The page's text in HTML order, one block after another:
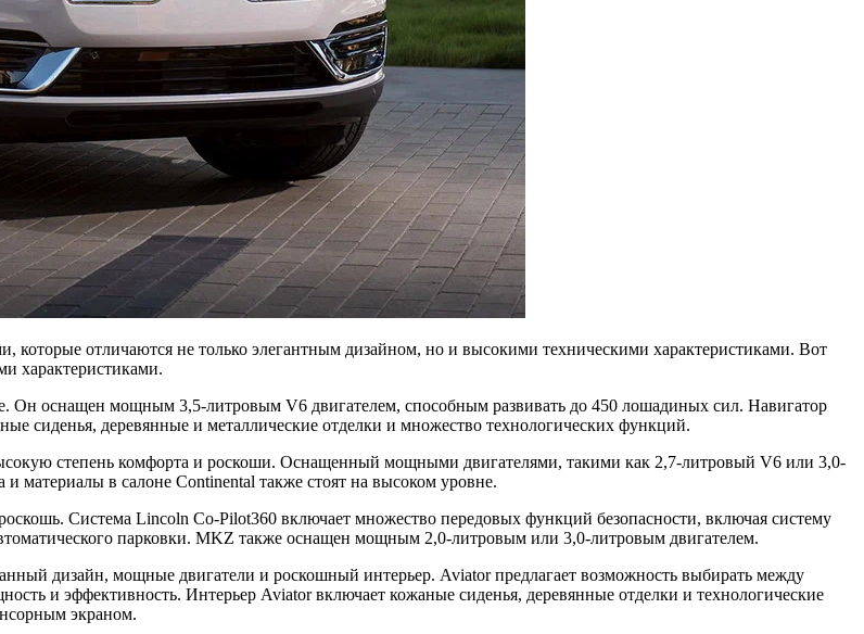
отличаются не только элегантным дизайном, но и высокими техническими характеристиками. Вот
характеристиками.
оснащен мощным 3,5-литровым V6 двигателем, способным развивать до 450 лошадиных сил. Навигатор
сиденья, деревянные и металлические отделки и множество технологических функций.
степень комфорта и роскоши. Оснащенный мощными двигателями, такими как 2,7-литровый V6 или 3,0-
в салоне Continental также стоят на высоком уровне.
Система Lincoln Co-Pilot360 включает множество передовых функций безопасности, включая систему
парковки. MKZ также оснащен мощным 2,0-литровым или 3,0-литровым двигателем.
дизайн, мощные двигатели и роскошный интерьер. Aviator предлагает возможность выбирать между
и эффективность. Интерьер Aviator включает кожаные сиденья, деревянные отделки и технологические
экраном.